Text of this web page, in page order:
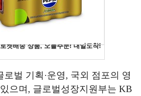
벌 기획·운영, 국외 점포의 영
으며, 글로벌성장지원부는 KB